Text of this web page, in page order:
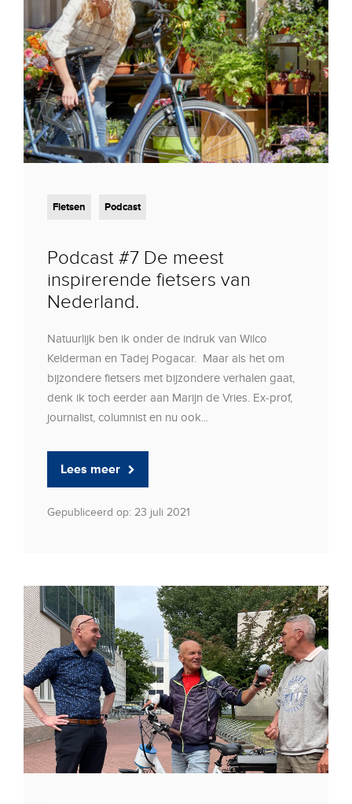
Fietsen Podcast
Podcast #7 De meest
inspirerende fietsers van
Nederland.
Natuurlijk ben ik onder de indruk van Wilco
Kelderman en Tadej Pogacar. Maar als het om
bijzondere fietsers met bijzondere verhalen gaat,
denk ik toch eerder aan Marijn de Vries. Ex-prof,
journalist, columnist en nu ook...
Lees meer
Gepubliceerd op: 23 juli 2021